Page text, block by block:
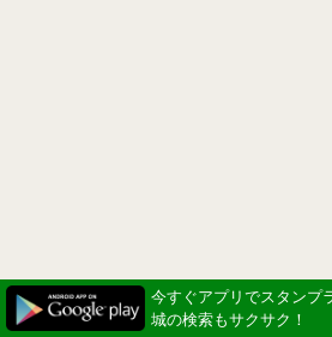
今すぐアプリでスタンプ
城の検索もサクサク！